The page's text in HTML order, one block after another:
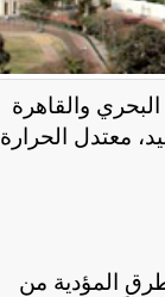
والقاهرة
معتدل الحرارة
بعض الطرق المؤدية من